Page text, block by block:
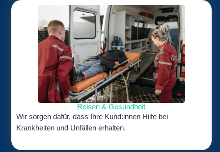
Reisen & Gesundheit
Wir sorgen dafür, dass Ihre Kund:innen Hilfe bei
Krankheiten und Unfällen erhalten.